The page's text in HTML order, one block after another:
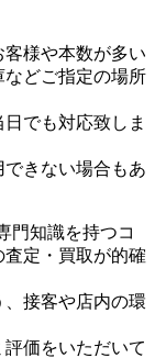
様や本数が多い
どご指定の場所
でも対応致しま
きない場合もあ
門知識を持つコ
定・買取が的確
接客や店内の環
価をいただいて